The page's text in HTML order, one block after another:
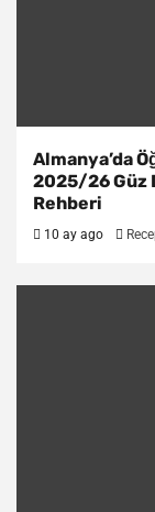
Almanya’da
2025/26 Güz
Rehberi
10 ay ago